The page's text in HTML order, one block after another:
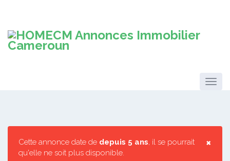
×
Cette annonce date de depuis 5 ans, il se pourrait
qu'elle ne soit plus disponible.